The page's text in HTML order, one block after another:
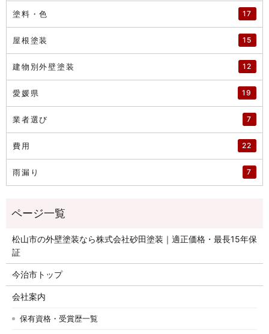
塗料・色 17
屋根塗装 15
建物別外壁塗装 12
愛媛県 19
業者選び 7
費用 22
雨漏り 7
松山市の外壁塗装なら株式会社砂田塗装｜適正価格・最長15年保
証
今治市トップ
会社案内
保有資格・受賞歴一覧